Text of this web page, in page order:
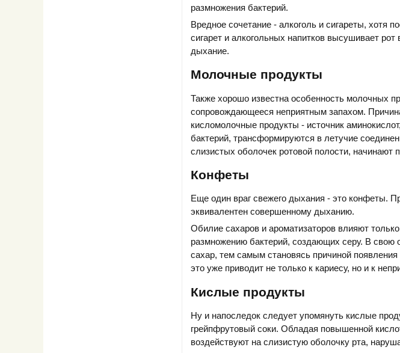
размножения бактерий.
Вредное сочетание - алкоголь и сигареты, хотя
сигарет и алкогольных напитков высушивает
дыхание.
Молочные продукты
Также хорошо известна особенность молочных
сопровождающееся неприятным запахом.
кисломолочные продукты - источник
бактерий, трансформируются в летучие
слизистых оболочек ротовой полости, начинают
Конфеты
Еще один враг свежего дыхания - это конфеты.
эквивалентен совершенному дыханию.
Обилие сахаров и ароматизаторов влияют
размножению бактерий, создающих серу. В свою
сахар, тем самым становясь причиной
это уже приводит не только к кариесу, но и к
Кислые продукты
Ну и напоследок следует упомянуть кислые
грейпфрутовый соки. Обладая повышенной
воздействуют на слизистую оболочку рта,